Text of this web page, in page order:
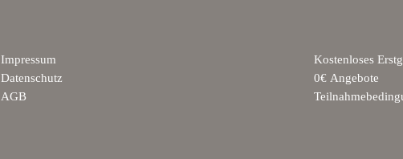
Impressum
Datenschutz
AGB
Kostenloses
0€ Angebote